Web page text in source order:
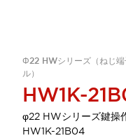
Φ22 HWシリーズ（ねじ
ル）
HW1K-
φ22 HWシリーズ鍵操
HW1K-21B04